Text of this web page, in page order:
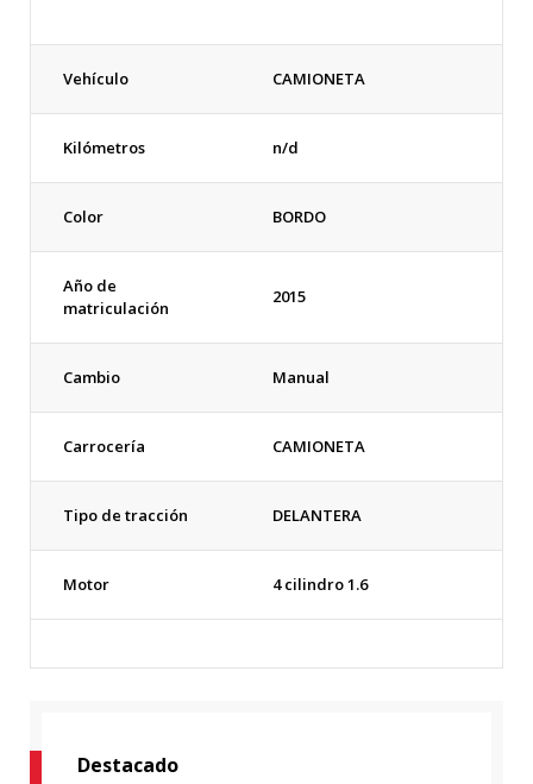
Vehículo CAMIONETA
Kilómetros n/d
Color BORDO
Año de
matriculación
2015
Cambio Manual
Carrocería CAMIONETA
Tipo de tracción DELANTERA
Motor 4 cilindro 1.6
Destacado